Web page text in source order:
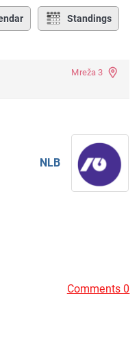
Standings
Mreža 3
NLB
Comments 0